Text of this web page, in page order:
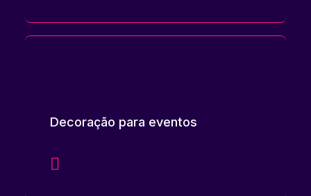
Decoração para eventos